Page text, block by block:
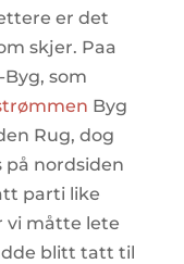
er det
skjer. Paa
Byg, som
Byg
Rug, dog
på nordsiden
parti like
vi måtte lete
blitt tatt til